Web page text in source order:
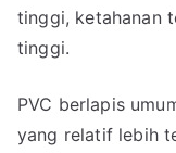
tinggi, ketahanan
tinggi.
PVC berlapis
yang relatif lebih